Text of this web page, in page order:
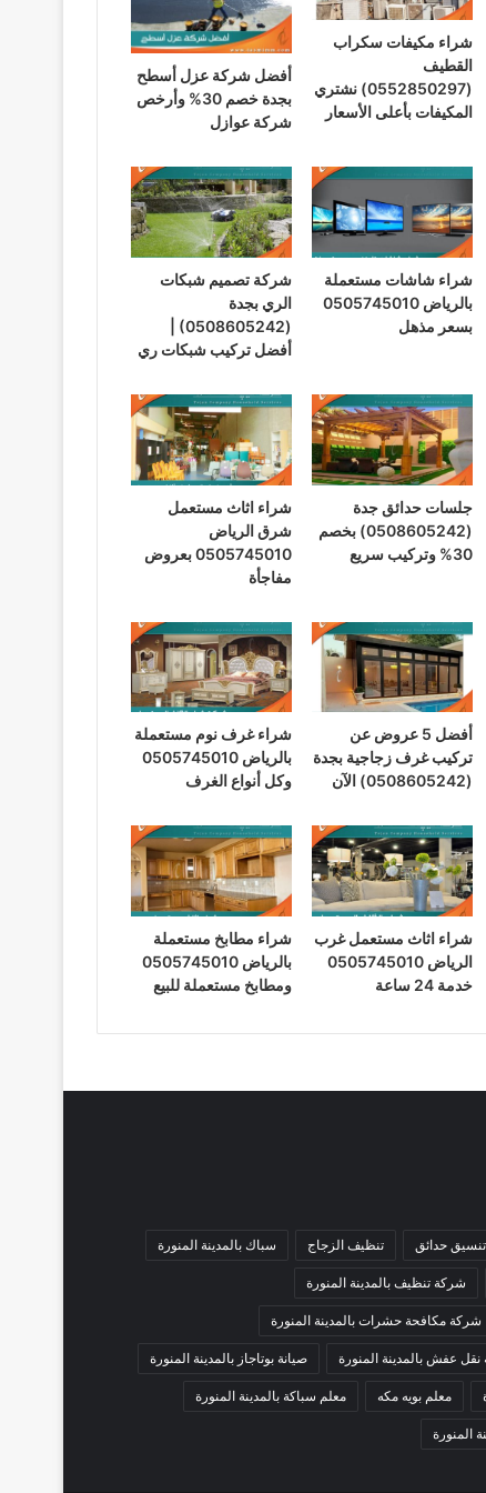
شراء مكيفات سكراب
القطيف
(0552850297) نشتري
المكيفات بأعلى الأسعار
أفضل شركة عزل أسطح
بجدة خصم 30% وأرخص
شركة عوازل
شراء شاشات مستعملة
بالرياض 0505745010
بسعر مذهل
شركة تصميم شبكات
الري بجدة
(0508605242) |
أفضل تركيب شبكات ري
جلسات حدائق جدة
(0508605242) بخصم
30% وتركيب سريع
شراء اثاث مستعمل
شرق الرياض
0505745010 بعروض
مفاجأة
أفضل 5 عروض عن
تركيب غرف زجاجية بجدة
(0508605242) الآن
شراء غرف نوم مستعملة
بالرياض 0505745010
وكل أنواع الغرف
شراء اثاث مستعمل غرب
الرياض 0505745010
خدمة 24 ساعة
شراء مطابخ مستعملة
بالرياض 0505745010
ومطابخ مستعملة للبيع
تنسيق حدائق تنظيف الزجاج سباك بالمدينة المنورة
شركة تنظيف بالمدينة المنورة
شركة مكافحة حشرات بالمدينة المنورة
عفش بالمدينة المنورة صيانة بوتاجاز بالمدينة المنورة
معلم بويه مكه معلم سباكة بالمدينة المنورة
المنورة